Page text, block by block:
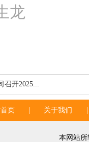
龙
召开2025...
页 关于我们
本网站